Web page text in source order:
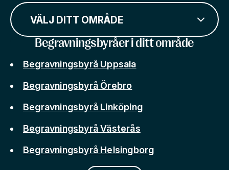
VÄLJ DITT OMRÅDE
Begravningsbyråer i ditt område
Begravningsbyrå Uppsala
Begravningsbyrå Örebro
Begravningsbyrå Linköping
Begravningsbyrå Västerås
Begravningsbyrå Helsingborg